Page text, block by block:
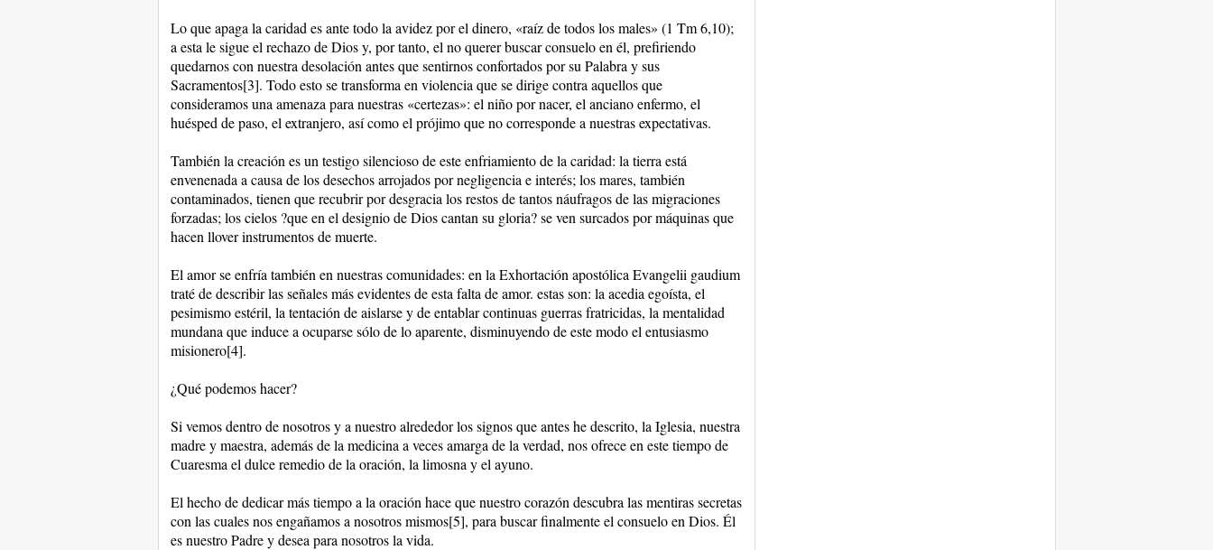
Lo que apaga la caridad es ante todo la avidez por el dinero, «raíz de todos los males» (1 Tm 6,10);
a esta le sigue el rechazo de Dios y, por tanto, el no querer buscar consuelo en él, prefiriendo
quedarnos con nuestra desolación antes que sentirnos confortados por su Palabra y sus
Sacramentos[3]. Todo esto se transforma en violencia que se dirige contra aquellos que
consideramos una amenaza para nuestras «certezas»: el niño por nacer, el anciano enfermo, el
huésped de paso, el extranjero, así como el prójimo que no corresponde a nuestras expectativas.
También la creación es un testigo silencioso de este enfriamiento de la caridad: la tierra está
envenenada a causa de los desechos arrojados por negligencia e interés; los mares, también
contaminados, tienen que recubrir por desgracia los restos de tantos náufragos de las migraciones
forzadas; los cielos ?que en el designio de Dios cantan su gloria? se ven surcados por máquinas que
hacen llover instrumentos de muerte.
El amor se enfría también en nuestras comunidades: en la Exhortación apostólica Evangelii gaudium
traté de describir las señales más evidentes de esta falta de amor. estas son: la acedia egoísta, el
pesimismo estéril, la tentación de aislarse y de entablar continuas guerras fratricidas, la mentalidad
mundana que induce a ocuparse sólo de lo aparente, disminuyendo de este modo el entusiasmo
misionero[4].
¿Qué podemos hacer?
Si vemos dentro de nosotros y a nuestro alrededor los signos que antes he descrito, la Iglesia, nuestra
madre y maestra, además de la medicina a veces amarga de la verdad, nos ofrece en este tiempo de
Cuaresma el dulce remedio de la oración, la limosna y el ayuno.
El hecho de dedicar más tiempo a la oración hace que nuestro corazón descubra las mentiras secretas
con las cuales nos engañamos a nosotros mismos[5], para buscar finalmente el consuelo en Dios. Él
es nuestro Padre y desea para nosotros la vida.